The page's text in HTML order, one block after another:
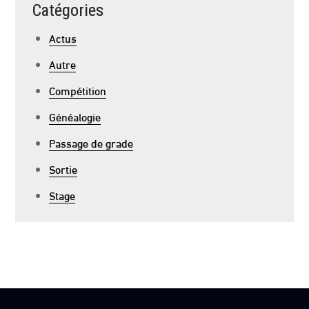
Catégories
Actus
Autre
Compétition
Généalogie
Passage de grade
Sortie
Stage